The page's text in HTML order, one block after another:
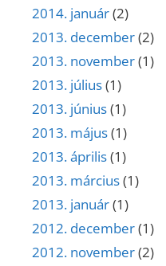
2014. január(2)
2013. december(2)
2013. november(1)
2013. július(1)
2013. június(1)
2013. május(1)
2013. április(1)
2013. március(1)
2013. január(1)
2012. december(1)
2012. november(2)